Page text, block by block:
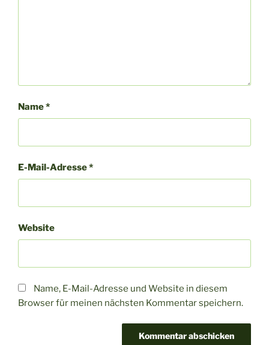
Name*
E-Mail-Adresse*
Website
Name, E-Mail-Adresse und Website in diesem
Browser für meinen nächsten Kommentar speichern.